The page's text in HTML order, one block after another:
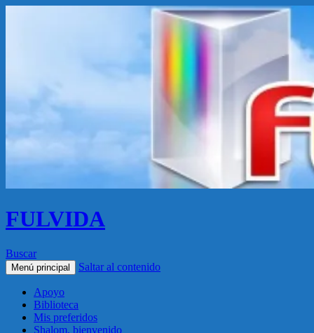
FULVIDA
Buscar
Menú principal Saltar al contenido
Apoyo
Biblioteca
Mis preferidos
Shalom, bienvenido